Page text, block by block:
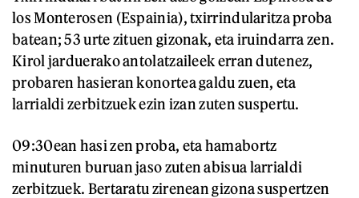
los Monterosen (Espainia), txirrindularitza proba
batean; 53 urte zituen gizonak, eta iruindarra zen.
Kirol jarduerako antolatzaileek erran dutenez,
probaren hasieran konortea galdu zuen, eta
larrialdi zerbitzuek ezin izan zuten suspertu.
09:30ean hasi zen proba, eta hamabortz
minuturen buruan jaso zuten abisua larrialdi
zerbitzuek. Bertaratu zirenean gizona suspertzen